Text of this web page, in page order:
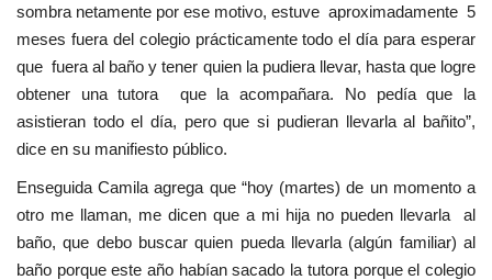
sombra netamente por ese motivo, estuve aproximadamente 5
meses fuera del colegio prácticamente todo el día para esperar
que fuera al baño y tener quien la pudiera llevar, hasta que logre
obtener una tutora que la acompañara. No pedía que la
asistieran todo el día, pero que si pudieran llevarla al bañito”,
dice en su manifiesto público.
Enseguida Camila agrega que “hoy (martes) de un momento a
otro me llaman, me dicen que a mi hija no pueden llevarla al
baño, que debo buscar quien pueda llevarla (algún familiar) al
baño porque este año habían sacado la tutora porque el colegio